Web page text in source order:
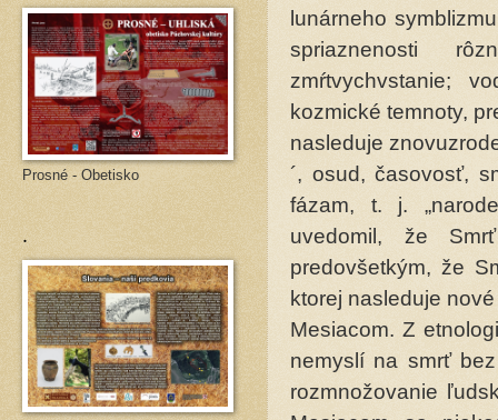
lunárneho
spriaznenosti
zmŕtvychvstanie;
kozmické temnoty,
nasleduje
´, osud, časovosť,
fázam, t. j.
uvedomil, že
predovšetkým, že
ktorej nasleduje
Mesiacom. Z
nemyslí na smrť
rozmnožovanie
Prosné - Obetisko
.